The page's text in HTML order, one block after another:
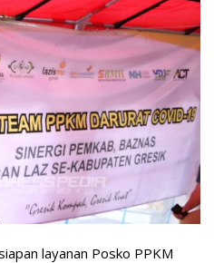
layanan Posko PPKM